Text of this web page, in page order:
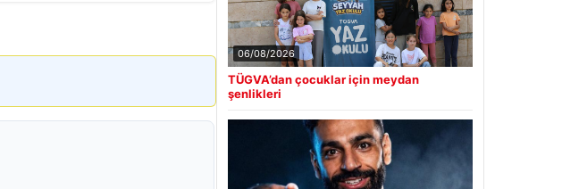
06/08/2026
TÜGVA’dan çocuklar için meydan
şenlikleri